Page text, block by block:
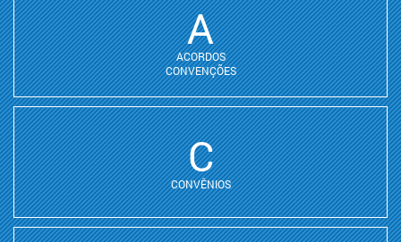
A
ACORDOS
CONVENÇÕES
C
CONVÊNIOS